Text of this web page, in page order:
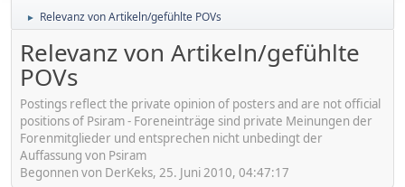
► Relevanz von Artikeln/gefühlte POVs
Relevanz von Artikeln/gefühlte
POVs
Postings reflect the private opinion of posters and are not official
positions of Psiram - Foreneinträge sind private Meinungen der
Forenmitglieder und entsprechen nicht unbedingt der
Auffassung von Psiram
Begonnen von DerKeks, 25. Juni 2010, 04:47:17